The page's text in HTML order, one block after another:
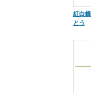
紅白
とう